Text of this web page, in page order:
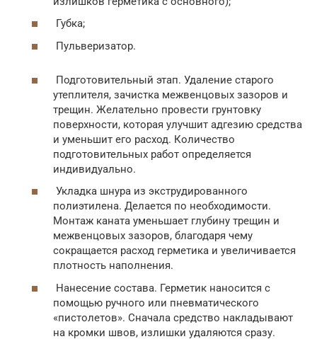
Губка;
Пульверизатор.
Подготовительный этап. Удаление старого
утеплителя, зачистка межвенцовых зазоров и
трещин. Желательно провести грунтовку
поверхности, которая улучшит адгезию средства
и уменьшит его расход. Количество
подготовительных работ определяется
индивидуально.
Укладка шнура из экструдированного
полиэтилена. Делается по необходимости.
Монтаж каната уменьшает глубину трещин и
межвенцовых зазоров, благодаря чему
сокращается расход герметика и увеличивается
плотность наполнения.
Нанесение состава. Герметик наносится с
помощью ручного или пневматического
«пистолетов». Сначала средство накладывают
на кромки швов, излишки удаляются сразу.